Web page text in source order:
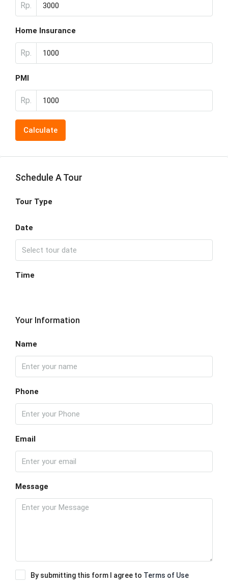
Rp.
Home Insurance
Rp.
PMI
Rp.
Calculate
Schedule A Tour
Tour Type
Date
Time
Your Information
Name
Phone
Email
Message
By submitting this form I agree to Terms of Use